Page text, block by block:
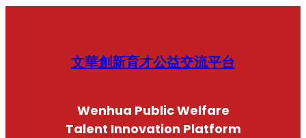
文華創新育才公益交流平台
Wenhua Public Welfare
Talent Innovation Platform